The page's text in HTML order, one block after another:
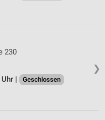
❯
230
|
Geschlossen